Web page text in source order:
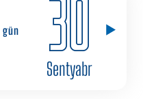
30
Sentyabr